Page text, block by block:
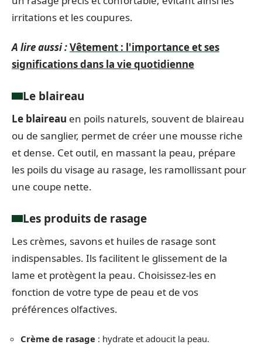
irritations et les coupures.
A lire aussi :Vêtement : l'importance et ses
significations dans la vie quotidienne
Le blaireau
Le blaireau en poils naturels, souvent de blaireau
ou de sanglier, permet de créer une mousse riche
et dense. Cet outil, en massant la peau, prépare
les poils du visage au rasage, les ramollissant pour
une coupe nette.
Les produits de rasage
Les crèmes, savons et huiles de rasage sont
indispensables. Ils facilitent le glissement de la
lame et protègent la peau. Choisissez-les en
fonction de votre type de peau et de vos
préférences olfactives.
Crème de rasage : hydrate et adoucit la peau.